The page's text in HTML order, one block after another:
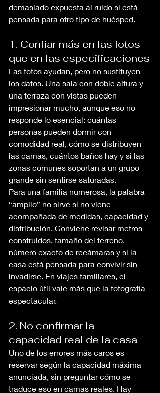
demasiado expuesta al ruido si está
pensada para otro tipo de huésped.
1. Confiar más en las fotos
que en las especificaciones
Las fotos ayudan, pero no sustituyen
los datos. Una sala con doble altura y
una terraza con vistas pueden
impresionar mucho, aunque eso no
responde lo esencial: cuántas
personas pueden dormir con
comodidad real, cómo se distribuyen
las camas, cuántos baños hay y si las
zonas comunes soportan a un grupo
grande sin sentirse saturadas.
Para una familia numerosa, la palabra
“amplio” no sirve si no viene
acompañada de medidas, capacidad y
distribución. Conviene revisar metros
construidos, tamaño del terreno,
número exacto de recámaras y si la
casa está pensada para convivir sin
invadirse. En viajes familiares, el
espacio útil vale más que la fotografía
espectacular.
2. No confirmar la
capacidad real de la casa
Uno de los errores más caros es
reservar según la capacidad máxima
anunciada, sin preguntar cómo se
traduce eso en camas reales. Hay